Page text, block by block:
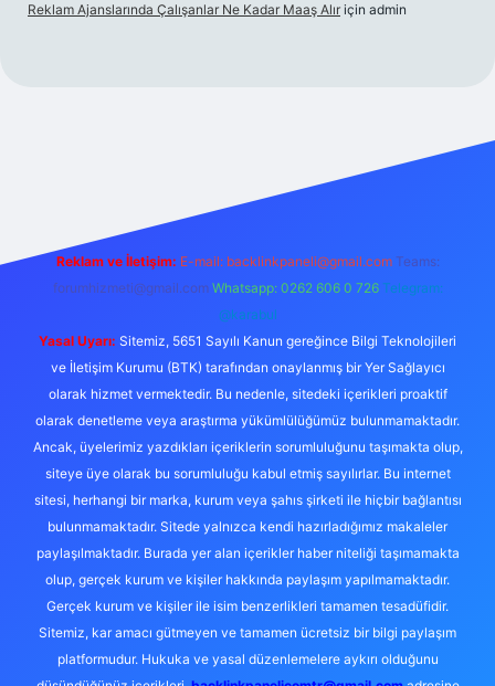
Reklam Ajanslarında Çalışanlar Ne Kadar Maaş Alır için admin
Reklam ve İletişim: E-mail: backlinkpaneli@gmail.com Teams:
forumhizmeti@gmail.com Whatsapp: 0262 606 0 726 Telegram:
@karabul
Yasal Uyarı: Sitemiz, 5651 Sayılı Kanun gereğince Bilgi Teknolojileri
ve İletişim Kurumu (BTK) tarafından onaylanmış bir Yer Sağlayıcı
olarak hizmet vermektedir. Bu nedenle, sitedeki içerikleri proaktif
olarak denetleme veya araştırma yükümlülüğümüz bulunmamaktadır.
Ancak, üyelerimiz yazdıkları içeriklerin sorumluluğunu taşımakta olup,
siteye üye olarak bu sorumluluğu kabul etmiş sayılırlar. Bu internet
sitesi, herhangi bir marka, kurum veya şahıs şirketi ile hiçbir bağlantısı
bulunmamaktadır. Sitede yalnızca kendi hazırladığımız makaleler
paylaşılmaktadır. Burada yer alan içerikler haber niteliği taşımamakta
olup, gerçek kurum ve kişiler hakkında paylaşım yapılmamaktadır.
Gerçek kurum ve kişiler ile isim benzerlikleri tamamen tesadüfidir.
Sitemiz, kar amacı gütmeyen ve tamamen ücretsiz bir bilgi paylaşım
platformudur. Hukuka ve yasal düzenlemelere aykırı olduğunu